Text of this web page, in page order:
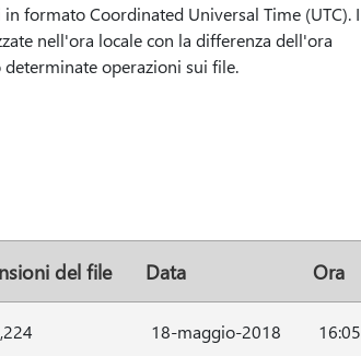
formato Coordinated Universal Time (UTC). I
nell'ora locale con la differenza dell'ora
determinate operazioni sui file.
del file Data Ora
18-maggio-2018 16:05